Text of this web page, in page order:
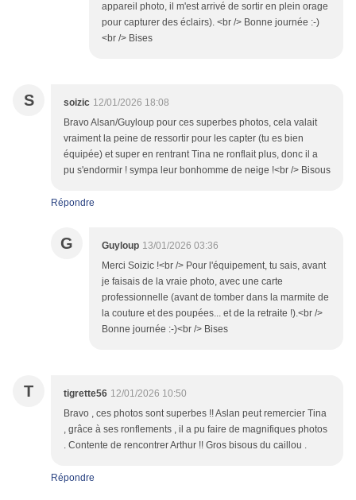
appareil photo, il m'est arrivé de sortir en plein orage
pour capturer des éclairs). <br /> Bonne journée :-)
<br /> Bises
S soizic 12/01/2026 18:08
Bravo Alsan/Guyloup pour ces superbes photos, cela valait
vraiment la peine de ressortir pour les capter (tu es bien
équipée) et super en rentrant Tina ne ronflait plus, donc il a
pu s'endormir ! sympa leur bonhomme de neige !<br /> Bisous
Répondre
G Guyloup 13/01/2026 03:36
Merci Soizic !<br /> Pour l'équipement, tu sais, avant
je faisais de la vraie photo, avec une carte
professionnelle (avant de tomber dans la marmite de
la couture et des poupées... et de la retraite !).<br />
Bonne journée :-)<br /> Bises
T tigrette56 12/01/2026 10:50
Bravo , ces photos sont superbes !! Aslan peut remercier Tina
, grâce à ses ronflements , il a pu faire de magnifiques photos
. Contente de rencontrer Arthur !! Gros bisous du caillou .
Répondre